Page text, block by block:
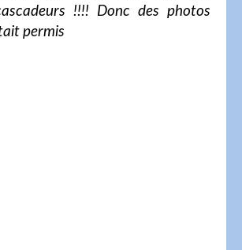
!!!! Donc des photos
permis